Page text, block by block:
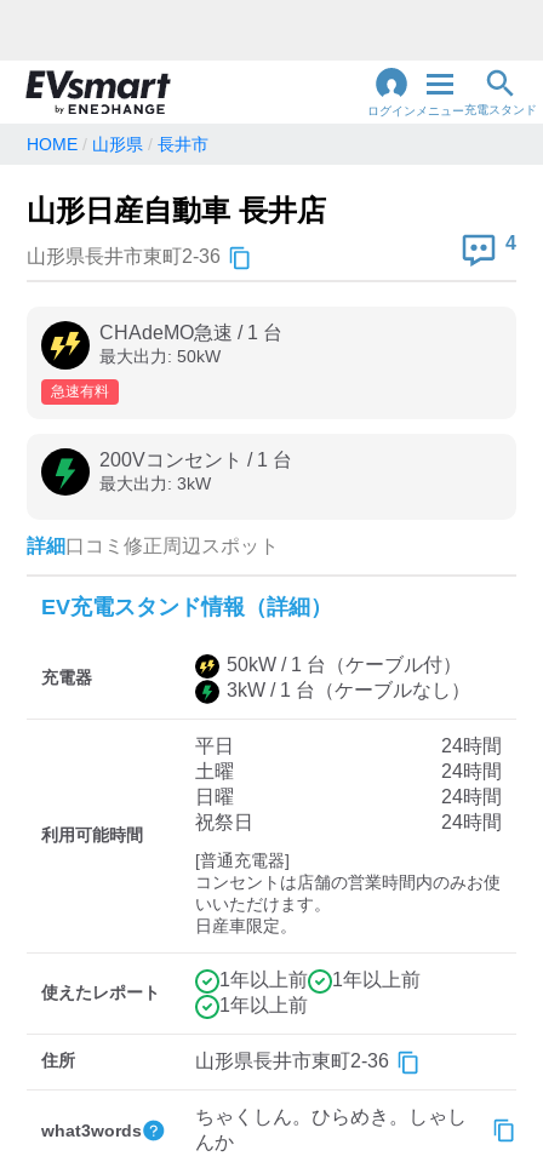
ログイン メニュー充電スタンド
地名・観光スポット・住所で検索
充電器の種類
急速充電器のみ表示
高速道路上のみ表示
認証システム
EV充電エネチェンジ
三菱ディーラーを表示
日産ディーラーを表示
すべて 中速-20kW-以上
HOME 山形県 長井市
山形日産自動車 長井店
山形県長井市東町2-36
4
CHAdeMO急速 / 1 台
最大出力: 50kW
急速有料
200Vコンセント / 1 台
最大出力: 3kW
詳細口コミ 修正周辺スポット
EV充電スタンド情報（詳細）
充電器
50kW / 1 台
（ケーブル付）
3kW / 1 台 （ケーブルなし）
利用可能時間
平日
24時間
土曜
24時間
日曜
24時間
祝祭日
24時間
[普通充電器]
コンセントは店舗の営業時間内のみお使
いいただけます。
日産車限定。
使えたレポート
1年以上前
1年以上前
1年以上前
住所 山形県長井市東町2-36
what3words
ちゃくしん。ひらめき。しゃし
んか